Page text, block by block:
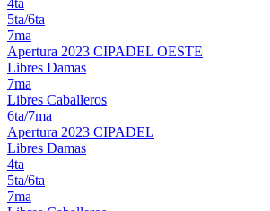
4ta
5ta/6ta
7ma
Apertura 2023 CIPADEL OESTE
Libres Damas
7ma
Libres Caballeros
6ta/7ma
Apertura 2023 CIPADEL
Libres Damas
4ta
5ta/6ta
7ma